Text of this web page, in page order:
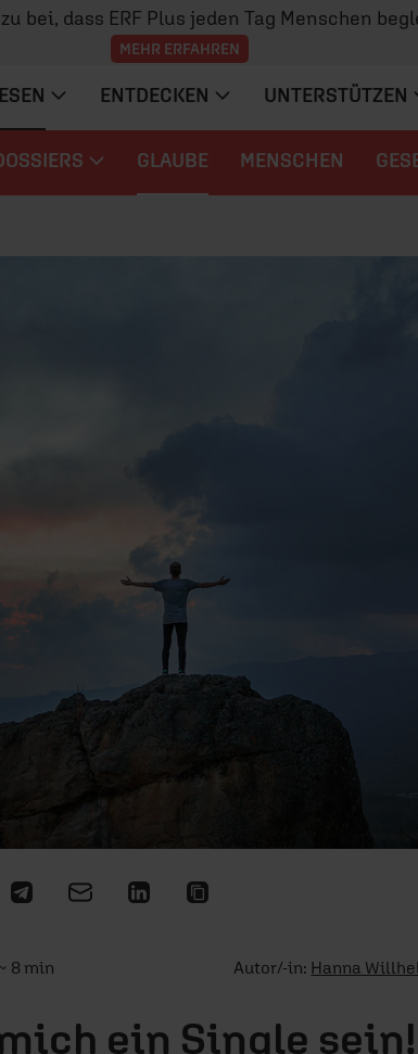
bei, dass ERF Plus jeden Tag Menschen
MEHR ERFAHREN
ENTDECKEN UNTERSTÜTZEN
GLAUBE MENSCHEN
8 min Autor/-in: Hanna
ein Single sein!